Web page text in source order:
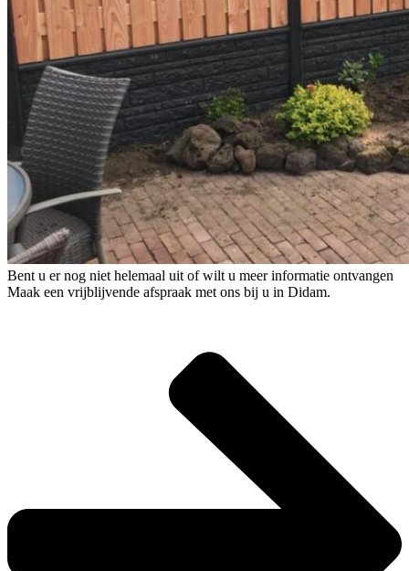
Bent u er nog niet helemaal uit of wilt u meer informatie ontvangen
Maak een vrijblijvende afspraak met ons bij u in Didam.